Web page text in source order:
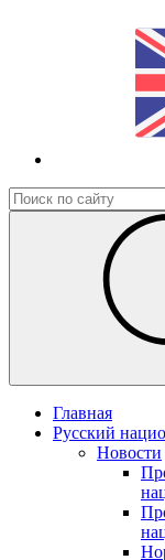
Главная
Русский
Новости